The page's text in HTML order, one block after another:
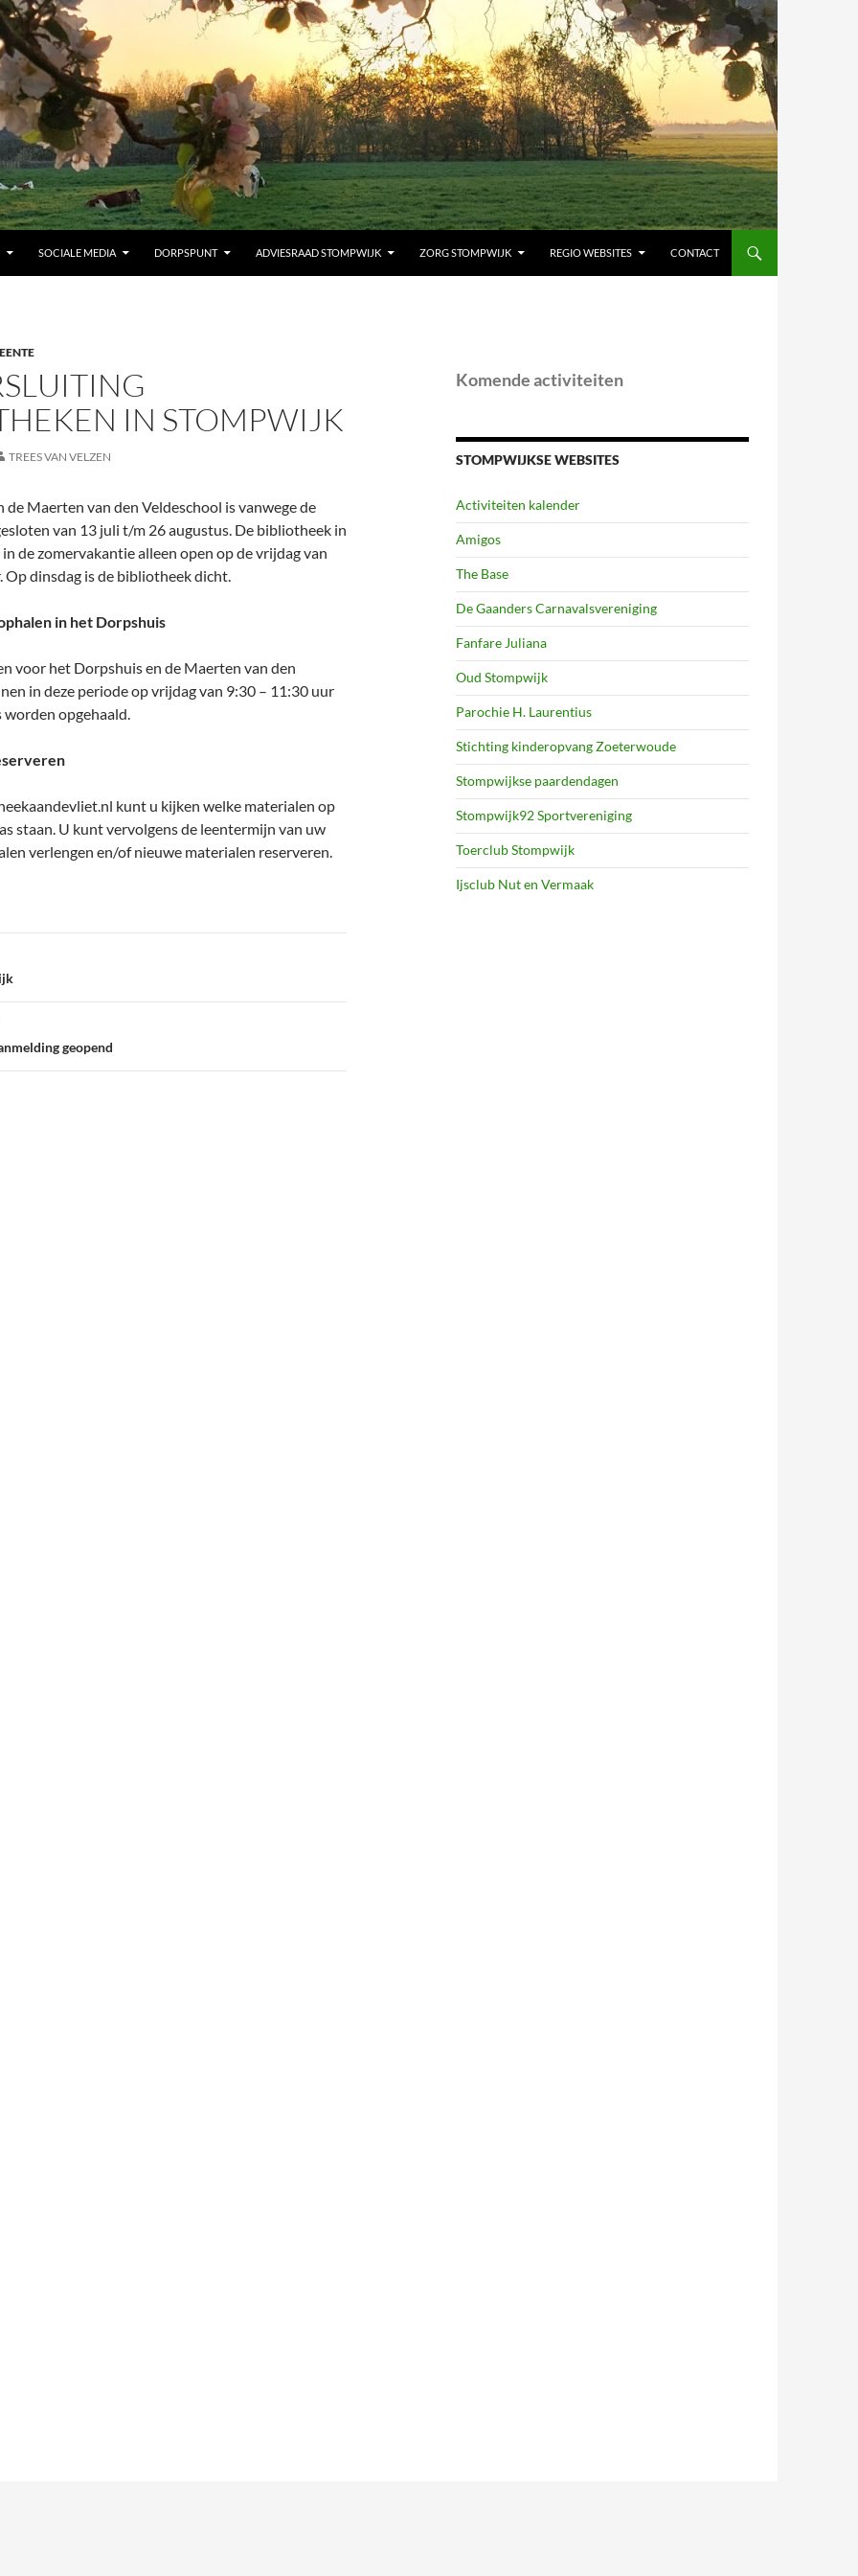
SOCIALE MEDIA DORPSPUNT ADVIESRAAD STOMPWIJK ZORG STOMPWIJK REGIO WEBSITES CONTACT
IN STOMPWIJK
TREES VAN VELZEN
de Maerten van den Veldeschool is vanwege de
van 13 juli t/m 26 augustus. De bibliotheek in
de zomervakantie alleen open op de vrijdag van
Op dinsdag is de bibliotheek dicht.
in het Dorpshuis
voor het Dorpshuis en de Maerten van den
in deze periode op vrijdag van 9:30 – 11:30 uur
opgehaald.
kunt u kijken welke materialen op
staan. U kunt vervolgens de leentermijn van uw
verlengen en/of nieuwe materialen reserveren.
geopend
Komende activiteiten
STOMPWIJKSE WEBSITES
Activiteiten kalender
Amigos
The Base
De Gaanders Carnavalsvereniging
Fanfare Juliana
Oud Stompwijk
Parochie H. Laurentius
Stichting kinderopvang Zoeterwoude
Stompwijkse paardendagen
Stompwijk92 Sportvereniging
Toerclub Stompwijk
Ijsclub Nut en Vermaak